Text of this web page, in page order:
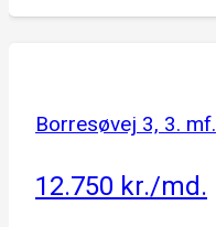
Borresøvej 3, 3. mf.
12.750 kr./md.